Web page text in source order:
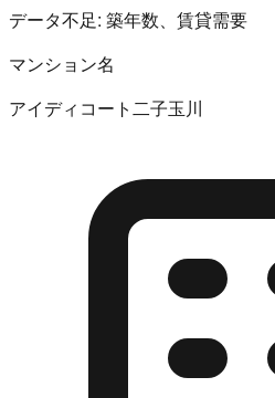
データ不足: 築年数、賃貸需要
マンション名
アイディコート二子玉川